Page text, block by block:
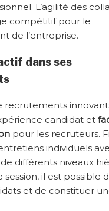
L’agilité des
compétitif pour le
de l’entreprise.
dans ses
recrutements
candidat et
pour les recruteurs.
individuels
différents niveaux
il est possible
et de constituer